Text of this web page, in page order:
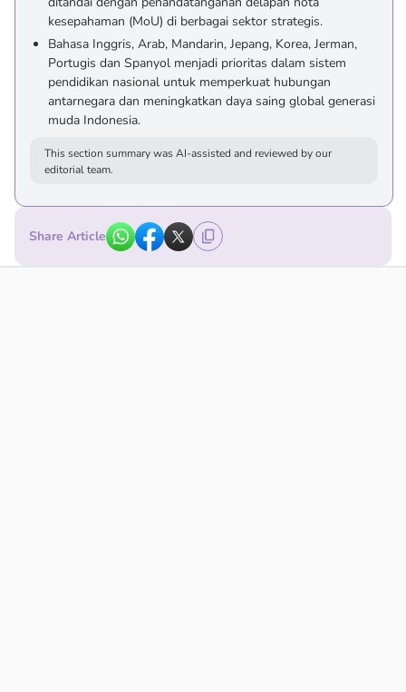
kesepahaman (MoU) di berbagai sektor strategis.
Bahasa Inggris, Arab, Mandarin, Jepang, Korea, Jerman,
Portugis dan Spanyol menjadi prioritas dalam sistem
pendidikan nasional untuk memperkuat hubungan
antarnegara dan meningkatkan daya saing global generasi
muda Indonesia.
This section summary was AI-assisted and reviewed by our
editorial team.
Share Article